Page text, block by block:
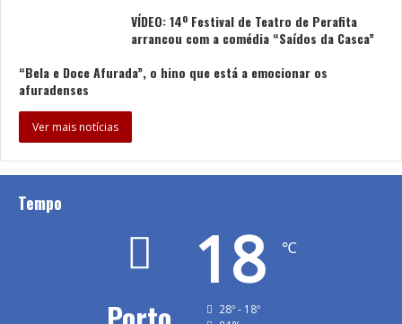
VÍDEO: 14º Festival de Teatro de Perafita
arrancou com a comédia “Saídos da Casca”
“Bela e Doce Afurada”, o hino que está a emocionar os
afuradenses
Ver mais notícias
Tempo
18 ℃
28º - 18º